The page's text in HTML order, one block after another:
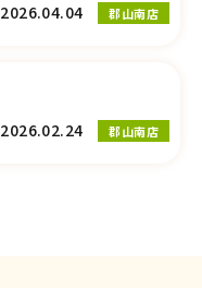
2026.04.04
郡山南店
2026.02.24
郡山南店